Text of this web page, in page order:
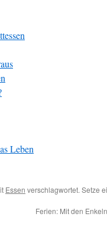
Leben
Essen verschlagwortet. Setze
Ferien: Mit den